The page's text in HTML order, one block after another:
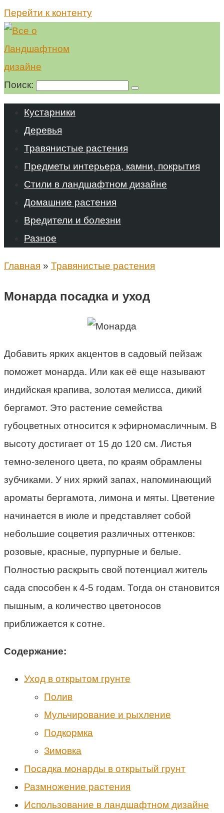
Перейти к контенту
Поиск:
Кустарники
Деревья
Травянистые растения
Предметы интерьера, камни, покрытия
Стили в ландшафтном дизайне
Домашние растения
Вредители и болезни
Разное
Главная » Травянистые растения
Монарда посадка и уход
Добавить ярких акцентов в садовый пейзаж
поможет монарда. Или как её еще называют
индийская крапива, золотая мелисса, дикий
бергамот. Это растение семейства
губоцветных относится к эфирномасличным. В
высоту достигает от 15 до 120 см. Листья
темно-зеленого цвета, по краям обрамлены
зубчиками. У них яркий запах, напоминающий
ароматы бергамота, лимона и мяты. Цветение
начинается в июле и представляет собой
небольшие соцветия различных оттенков:
розовые, красные, пурпурные и белые.
Полностью раскрыть свой потенциал житель
сада способен к 4-5 годам. Тогда он становится
пышным, а количество цветоносов
приближается к сотне.
Содержание:
Уход в открытом грунте
Полив
Мульчирование и рыхление
Подкормка
Зимовка
Посадка монарды в открытый грунт
Размножение растения
Использование в ландшафтном дизайне